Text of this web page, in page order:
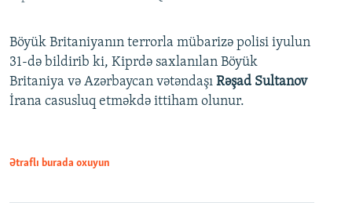
Böyük Britaniyanın terrorla mübarizə polisi iyulun
31-də bildirib ki, Kiprdə saxlanılan Böyük
Britaniya və Azərbaycan vətəndaşı Rəşad Sultanov
İrana casusluq etməkdə ittiham olunur.
Ətraflı burada oxuyun